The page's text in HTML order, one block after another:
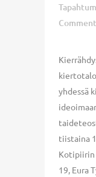
yhdessä
tiistaina
Kotipiirin
19, Eura